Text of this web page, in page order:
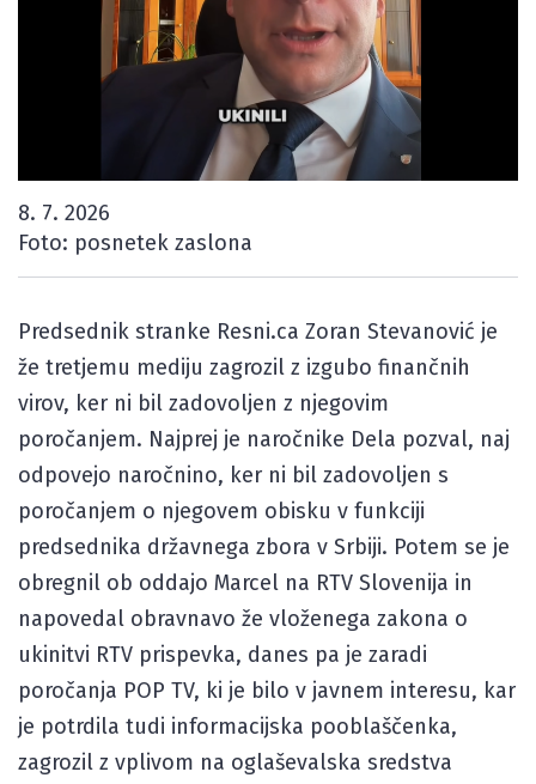
8. 7. 2026
Foto: posnetek zaslona
Predsednik stranke Resni.ca Zoran Stevanović je
že tretjemu mediju zagrozil z izgubo finančnih
virov, ker ni bil zadovoljen z njegovim
poročanjem. Najprej je naročnike Dela pozval, naj
odpovejo naročnino, ker ni bil zadovoljen s
poročanjem o njegovem obisku v funkciji
predsednika državnega zbora v Srbiji. Potem se je
obregnil ob oddajo Marcel na RTV Slovenija in
napovedal obravnavo že vloženega zakona o
ukinitvi RTV prispevka, danes pa je zaradi
poročanja POP TV, ki je bilo v javnem interesu, kar
je potrdila tudi informacijska pooblaščenka,
zagrozil z vplivom na oglaševalska sredstva